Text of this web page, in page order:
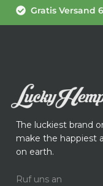
Gratis Versand
The luckiest brand
make the happiest
on earth.
Ruf uns an